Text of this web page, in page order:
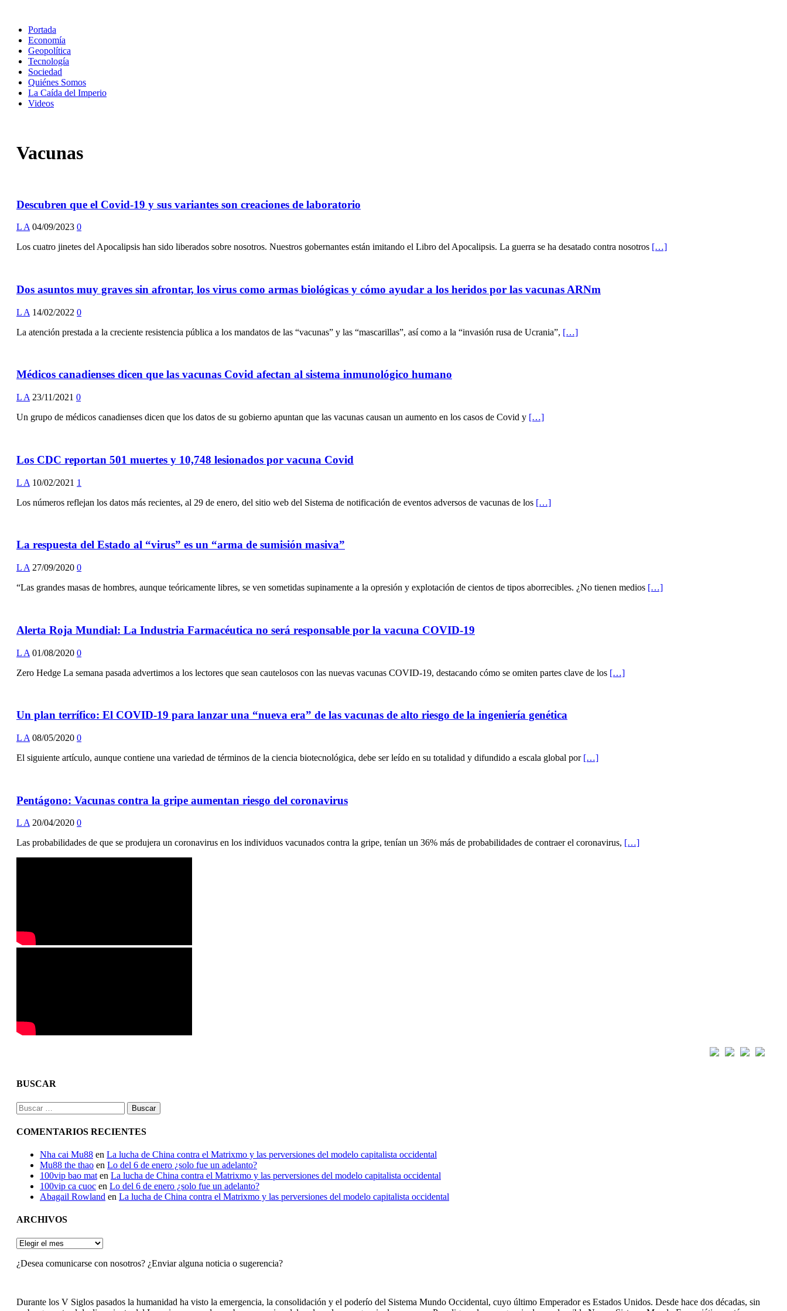
Portada
Economía
Geopolítica
Tecnología
Sociedad
Quiénes Somos
La Caída del Imperio
Videos
Vacunas
Descubren que el Covid-19 y sus variantes son creaciones de laboratorio
L A 04/09/2023 0
Los cuatro jinetes del Apocalipsis han sido liberados sobre nosotros. Nuestros gobernantes están imitando el Libro del Apocalipsis. La guerra se ha desatado contra nosotros […]
Dos asuntos muy graves sin afrontar, los virus como armas biológicas y cómo ayudar a los heridos por las vacunas ARNm
L A 14/02/2022 0
La atención prestada a la creciente resistencia pública a los mandatos de las “vacunas” y las “mascarillas”, así como a la “invasión rusa de Ucrania”, […]
Médicos canadienses dicen que las vacunas Covid afectan al sistema inmunológico humano
L A 23/11/2021 0
Un grupo de médicos canadienses dicen que los datos de su gobierno apuntan que las vacunas causan un aumento en los casos de Covid y […]
Los CDC reportan 501 muertes y 10,748 lesionados por vacuna Covid
L A 10/02/2021 1
Los números reflejan los datos más recientes, al 29 de enero, del sitio web del Sistema de notificación de eventos adversos de vacunas de los […]
La respuesta del Estado al “virus” es un “arma de sumisión masiva”
L A 27/09/2020 0
“Las grandes masas de hombres, aunque teóricamente libres, se ven sometidas supinamente a la opresión y explotación de cientos de tipos aborrecibles. ¿No tienen medios […]
Alerta Roja Mundial: La Industria Farmacéutica no será responsable por la vacuna COVID-19
L A 01/08/2020 0
Zero Hedge La semana pasada advertimos a los lectores que sean cautelosos con las nuevas vacunas COVID-19, destacando cómo se omiten partes clave de los […]
Un plan terrífico: El COVID-19 para lanzar una “nueva era” de las vacunas de alto riesgo de la ingeniería genética
L A 08/05/2020 0
El siguiente artículo, aunque contiene una variedad de términos de la ciencia biotecnológica, debe ser leído en su totalidad y difundido a escala global por […]
Pentágono: Vacunas contra la gripe aumentan riesgo del coronavirus
L A 20/04/2020 0
Las probabilidades de que se produjera un coronavirus en los individuos vacunados contra la gripe, tenían un 36% más de probabilidades de contraer el coronavirus, […]
BUSCAR
Buscar:
COMENTARIOS RECIENTES
Nha cai Mu88 en La lucha de China contra el Matrixmo y las perversiones del modelo capitalista occidental
Mu88 the thao en Lo del 6 de enero ¿solo fue un adelanto?
100vip bao mat en La lucha de China contra el Matrixmo y las perversiones del modelo capitalista occidental
100vip ca cuoc en Lo del 6 de enero ¿solo fue un adelanto?
Abagail Rowland en La lucha de China contra el Matrixmo y las perversiones del modelo capitalista occidental
ARCHIVOS
ARCHIVOS
¿Desea comunicarse con nosotros? ¿Enviar alguna noticia o sugerencia?
Durante los V Siglos pasados la humanidad ha visto la emergencia, la consolidación y el poderío del Sistema Mundo Occidental, cuyo último Emperador es Estados Unidos. Desde hace dos décadas, sin